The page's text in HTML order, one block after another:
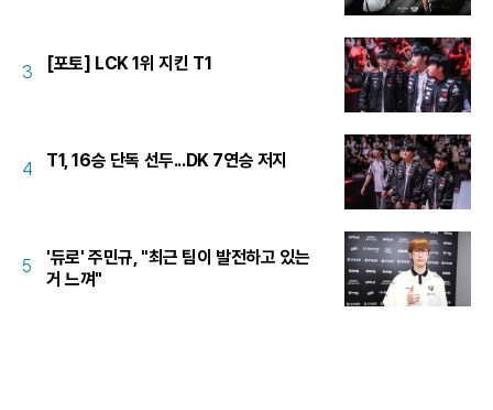
3 [포토] LCK 1위 지킨 T1
4 T1, 16승 단독 선두...DK 7연승 저지
5
'듀로' 주민규, "최근 팀이 발전하고 있는
거 느껴"